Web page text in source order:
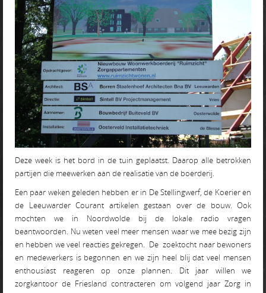
Deze week is het bord in de tuin geplaatst. Daarop alle betrokken
partijen die meewerken aan de realisatie van de boerderij.
Een paar weken geleden hebben er in De Stellingwerf, de Koerier en
de Leeuwarder Courant artikelen gestaan over de bouw. Ook
mochten we in Noordwolde bij de lokale radio vragen
beantwoorden. Nu weten veel meer mensen waar we mee bezig zijn
en hebben we veel reacties gekregen. De zoektocht naar bewoners
en medewerkers is begonnen en we zijn heel blij dat veel mensen
enthousiast reageren op onze plannen. Dit jaar willen we
zorgkantoor de Friesland contracteren om volgend jaar Zorg in